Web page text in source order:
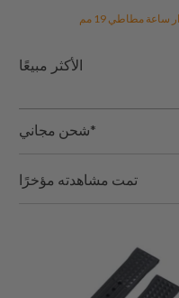
ساعة مطاطي 19 مم
شحن مجاني*
تمت مشاهدته مؤخرًا